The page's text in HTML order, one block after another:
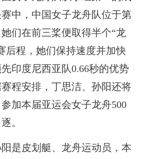
中，中国女子龙舟队位于第
们在前三桨便取得半个“龙
后程，她们保持速度并加快
印度尼西亚队0.66秒的优势
程安排，丁思洁、孙阳还将
加本届亚运会女子龙舟500
。
皮划艇、龙舟运动员，本